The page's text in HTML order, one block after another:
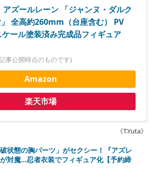
ズールレーン 「ジャンヌ・ダルク
全高約260mm（台座含む） PV
ール塗装済み完成品フィギュア
事公開時点のものです)
Amazon
楽天市場
《T.Yuta》
状態の胸パーツ」がセクシー！『アズレ
対魔…忍者衣装でフィギュア化【予約締